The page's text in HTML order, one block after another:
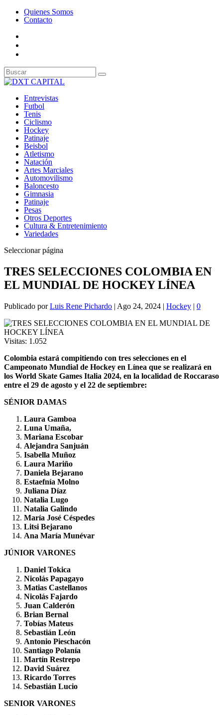
Quienes Somos
Contacto
Entrevistas
Futbol
Tenis
Ciclismo
Hockey
Patinaje
Beisbol
Atletismo
Natación
Artes Marciales
Automovilismo
Baloncesto
Gimnasia
Patinaje
Pesas
Otros Deportes
Cultura & Entretenimiento
Variedades
Seleccionar página
TRES SELECCIONES COLOMBIA EN
EL MUNDIAL DE HOCKEY LÍNEA
Publicado porLuis Rene Pichardo | Ago 24, 2024 | Hockey | 0
Visitas: 1.052
Colombia estará compitiendo con tres selecciones en el
Campeonato Mundial de Hockey en Línea que se realizará en
los World Skate Games Italia 2024, en la localidad de Roccaraso
entre el 29 de agosto y el 22 de septiembre:
SÉNIOR DAMAS
Laura Gamboa
Luna Umaña,
Mariana Escobar
Alejandra Sanjuán
Isabella Muñoz
Laura Mariño
Daniela Bejarano
Estaefnía Molno
Juliana Díaz
Natalia Lugo
Natalia Galindo
María José Céspedes
Litsi Bejarano
Ana María Munévar
JÚNIOR VARONES
Daniel Tokica
Nicolás Papagayo
Matias Castellanos
Nicolás Fajardo
Juan Calderón
Brian Bernal
Tobías Mateus
Sebastián León
Antonio Pieschacón
Santiago Polanía
Martín Restrepo
David Suárez
Ricardo Torres
Sebastián Lucio
SENIOR VARONES